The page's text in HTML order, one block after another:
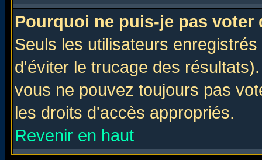
Pourquoi ne puis-je pas voter
Seuls les utilisateurs
d'éviter le trucage des
vous ne pouvez toujours pas
les droits d'accès appropriés.
Revenir en haut